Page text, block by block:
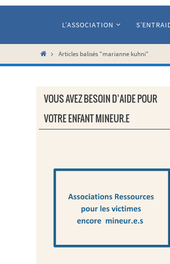
L’ASSOCIATION
HomeArticles balisés "marianne kuhni"
VOUS AVEZ BESOIN D’AIDE POUR
VOTRE ENFANT MINEUR.E